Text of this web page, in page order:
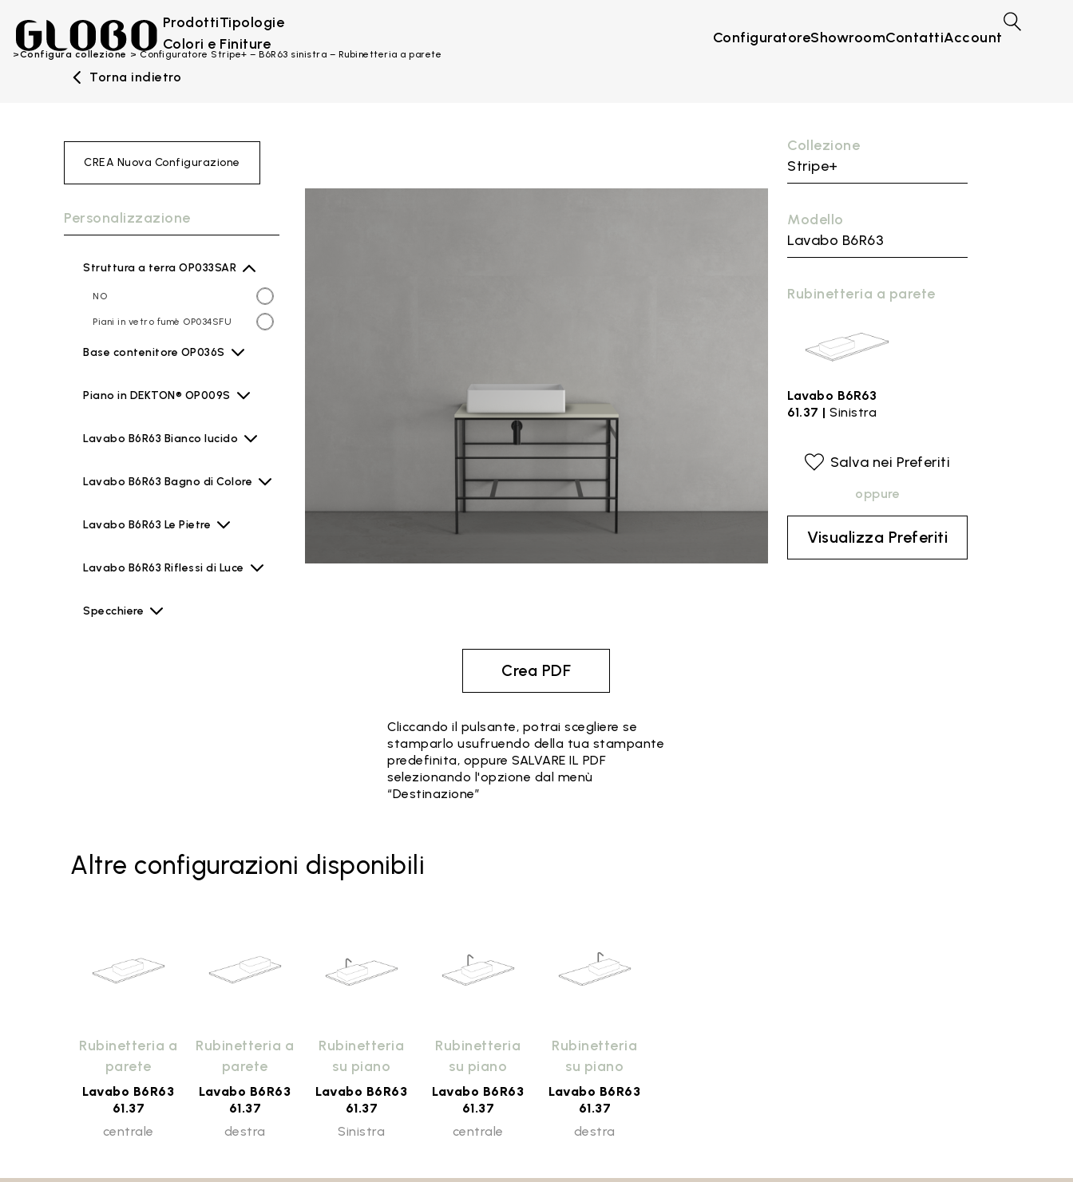
ProdottiTipologie
Colori e Finiture
ConfiguratoreShowroomContattiAccount
Configura collezione Configuratore Stripe+ – B6R63 sinistra – Rubinetteria a parete
Torna indietro
CREA Nuova Configurazione
Personalizzazione
Struttura a terra OP033SAR
NO
Piani in vetro fumè OP034SFU
Base contenitore OP036S
Piano in DEKTON® OP009S
Lavabo B6R63 Bianco lucido
Lavabo B6R63 Bagno di Colore
Lavabo B6R63 Le Pietre
Lavabo B6R63 Riflessi di Luce
Specchiere
Collezione
Stripe+
Modello
Lavabo B6R63
Rubinetteria a parete
Lavabo B6R63
61.37 | Sinistra
Salva nei Preferiti
oppure
Visualizza Preferiti
Crea PDF
Cliccando il pulsante, potrai scegliere se
stamparlo usufruendo della tua stampante
predefinita, oppure SALVARE IL PDF
selezionando l'opzione dal menù
“Destinazione”
Altre configurazioni disponibili
Rubinetteria a
parete
Lavabo B6R63
61.37
centrale
Rubinetteria a
parete
Lavabo B6R63
61.37
destra
Rubinetteria
su piano
Lavabo B6R63
61.37
Sinistra
Rubinetteria
su piano
Lavabo B6R63
61.37
centrale
Rubinetteria
su piano
Lavabo B6R63
61.37
destra